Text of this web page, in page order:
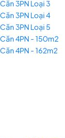
Căn 3PN Loại 3
Căn 3PN Loại 4
Căn 3PN Loại 5
Căn 4PN - 150m2
Căn 4PN - 162m2